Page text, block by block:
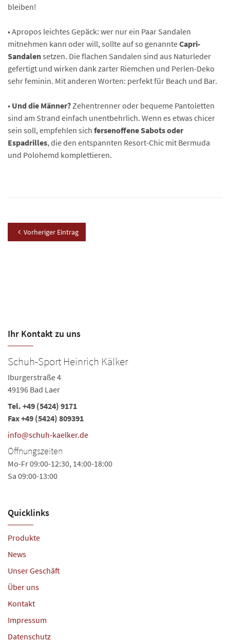
bleiben!
• Apropos leichtes Gepäck: wer nur ein Paar Sandalen
mitnehmen kann oder will, sollte auf so genannteCapri-
Sandalensetzen. Die flachen Sandalen sind aus Naturleder
gefertigt und wirken dank zarter Riemchen und Perlen-Deko
sehr feminin. Mit anderen Worten: perfekt für Beach und Bar.
• Und die Männer? Zehentrenner oder bequeme Pantoletten
sind am Strand einfach unentbehrlich. Wenn es etwas chicer
sein soll, empfehlen sich fersenoffene Sabots oder
Espadrilles, die den entspannten Resort-Chic mit Bermuda
und Polohemd komplettieren.
Vorheriger Eintrag
Ihr Kontakt zu uns
Schuh-Sport Heinrich Kälker
Iburgerstraße 4
49196 Bad Laer
Tel. +49 (5424) 9171
Fax +49 (5424) 809391
info@schuh-kaelker.de
Öffnungszeiten
Mo-Fr 09:00-12:30, 14:00-18:00
Sa 09:00-13:00
Quicklinks
Produkte
News
Unser Geschäft
Über uns
Kontakt
Impressum
Datenschutz